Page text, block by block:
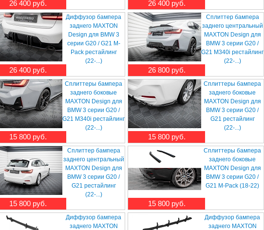
26 400 руб. 26 400 руб.
26 400 руб.
Диффузор бампера
заднего MAXTON
Design для BMW 3
серии G20 / G21 M-
Pack рестайлинг
(22-...)
26 800 руб.
Сплиттер бампера
заднего центральный
MAXTON Design для
BMW 3 серии G20 /
G21 M340i рестайлинг
(22-...)
15 800 руб.
Сплиттеры бампера
заднего боковые
MAXTON Design для
BMW 3 серии G20 /
G21 M340i рестайлинг
(22-...)
15 800 руб.
Сплиттеры бампера
заднего боковые
MAXTON Design для
BMW 3 серии G20 /
G21 рестайлинг
(22-...)
15 800 руб.
Сплиттер бампера
заднего центральный
MAXTON Design для
BMW 3 серии G20 /
G21 рестайлинг
(22-...)
15 800 руб.
Сплиттеры бампера
заднего боковые
MAXTON Design для
BMW 3 серии G20 /
G21 M-Pack (18-22)
Диффузор бампера
заднего MAXTON
Диффузор бампера
заднего MAXTON